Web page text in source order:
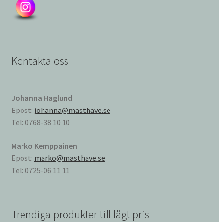
Kontakta oss
Johanna Haglund
Epost: johanna@masthave.se
Tel: 0768-38 10 10
Marko Kemppainen
Epost: marko@masthave.se
Tel: 0725-06 11 11
Trendiga produkter till lågt pris